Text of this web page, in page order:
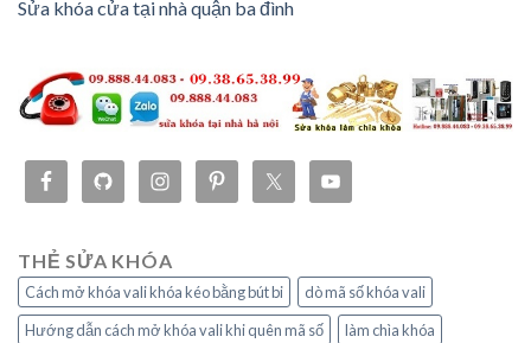
Sửa khóa cửa tại nhà quận ba đình
THẺ SỬA KHÓA
Cách mở khóa vali khóa kéo bằng bút bi
dò mã số khóa vali
Hướng dẫn cách mở khóa vali khi quên mã số
làm chìa khóa